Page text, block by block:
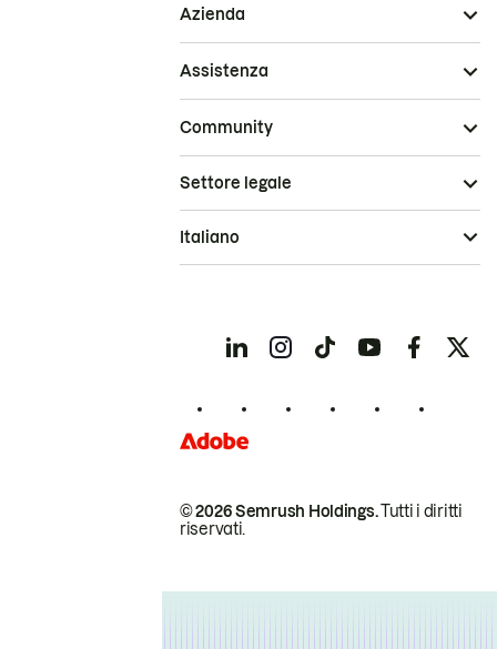
Azienda
Assistenza
Community
© 2026 Semrush Holdings.Tutti i diritti
riservati.
Settore legale
Italiano